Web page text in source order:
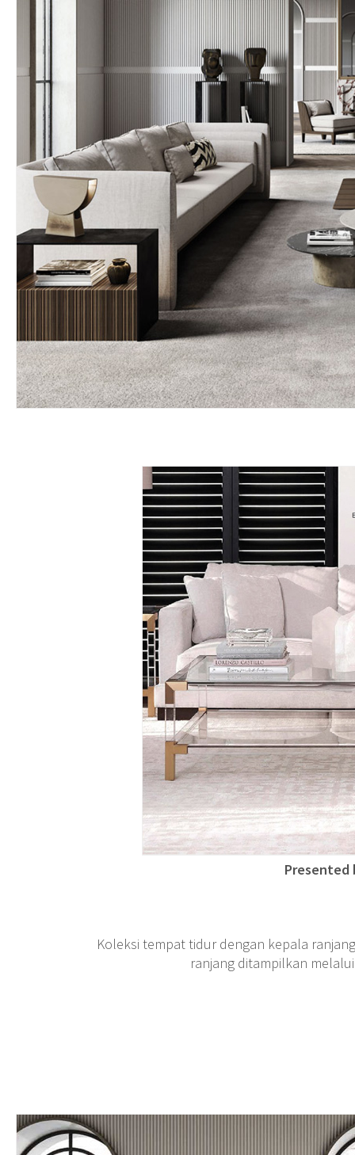
Presented
Koleksi tempat tidur dengan kepala
ranjang ditampilkan